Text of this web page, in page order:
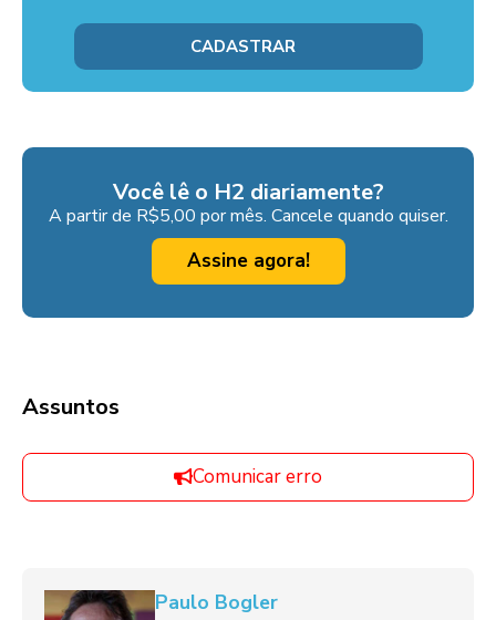
Você lê o H2 diariamente?
A partir de R$5,00 por mês. Cancele quando quiser.
Assine agora!
Assuntos
Comunicar erro
Paulo Bogler